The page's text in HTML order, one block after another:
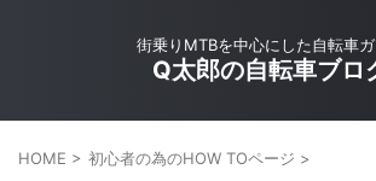
街乗りMTBを中心にした自転車
Q太郎の自転車ブロ
HOME > 初心者の為のHOW TOページ >